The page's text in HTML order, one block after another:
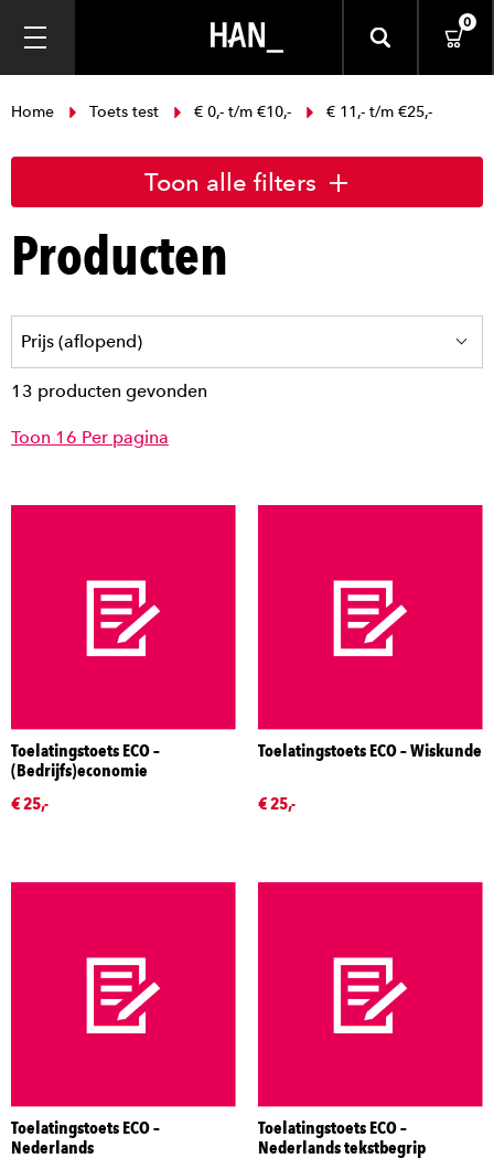
0
Home Toets test € 0,- t/m €10,- € 11,- t/m €25,-
Toon alle filters
Producten
13 producten gevonden
Toon 16 Per pagina
Toelatingstoets ECO –
(Bedrijfs)economie
€ 25,-
Toelatingstoets ECO – Wiskunde
€ 25,-
Toelatingstoets ECO –
Nederlands
Toelatingstoets ECO –
Nederlands tekstbegrip